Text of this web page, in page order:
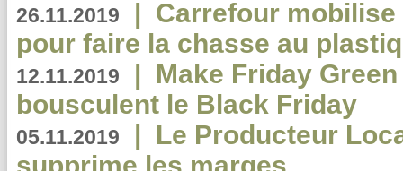
26.11.2019 | Carrefour
pour faire la chasse au
12.11.2019 | Make Friday
bousculent le Black Friday
05.11.2019 | Le Producteur